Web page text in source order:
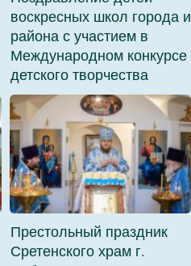
воскресных школ города и
района с участием в
Международном конкурсе
детского творчества
Престольный праздник
Сретенского храм г.